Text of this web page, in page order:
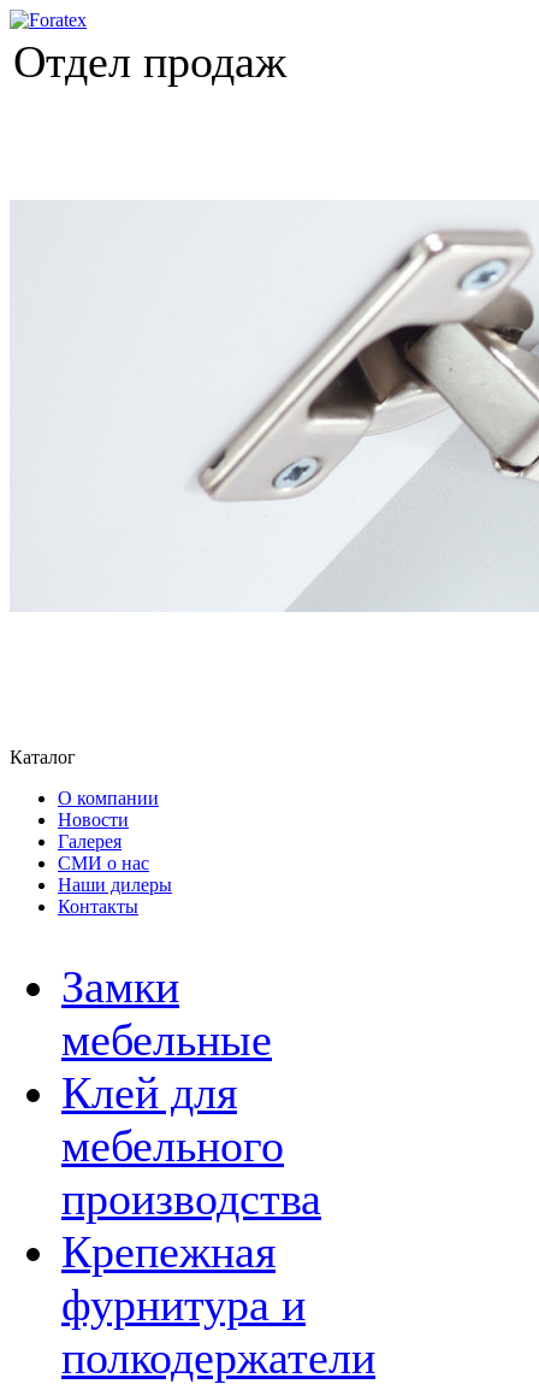
Отдел продаж
Каталог
О компании
Новости
Галерея
СМИ о нас
Наши дилеры
Контакты
Замки
мебельные
Клей для
мебельного
производства
Крепежная
фурнитура и
полкодержатели